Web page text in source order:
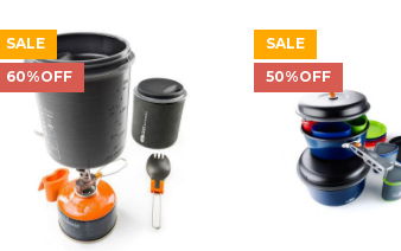
SALE
60%OFF
SALE
50%OFF